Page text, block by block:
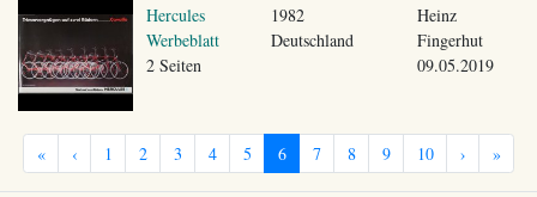
Hercules
Werbeblatt
2 Seiten
1982
Deutschland
Heinz
Fingerhut
09.05.2019
« ‹ 1 2 3 4 5 6 7 8 9 10 › »